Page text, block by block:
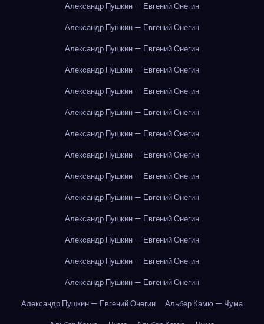
Александр Пушкин — Евгений Онегин
Александр Пушкин — Евгений Онегин
Александр Пушкин — Евгений Онегин
Александр Пушкин — Евгений Онегин
Александр Пушкин — Евгений Онегин
Александр Пушкин — Евгений Онегин
Александр Пушкин — Евгений Онегин
Александр Пушкин — Евгений Онегин
Александр Пушкин — Евгений Онегин
Александр Пушкин — Евгений Онегин
Александр Пушкин — Евгений Онегин
Александр Пушкин — Евгений Онегин
Александр Пушкин — Евгений Онегин
Александр Пушкин — Евгений Онегин
Александр Пушкин — Евгений Онегин
Альбер Камю — Чума